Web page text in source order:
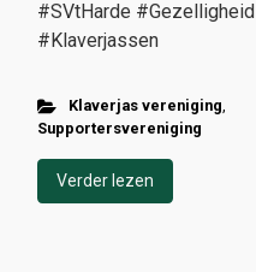
#SVtHarde #Gezelligheid
#Klaverjassen
Klaverjas vereniging,
Supportersvereniging
Verder lezen